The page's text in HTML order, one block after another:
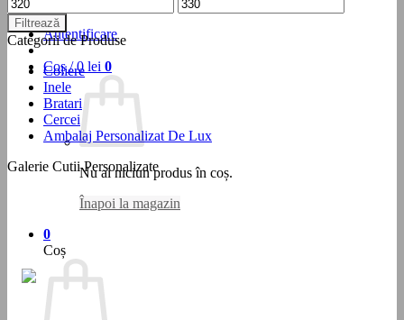
Autentificare
Coș /0lei 0
Nu ai niciun produs în coș.
Înapoi la magazin
0
Coș
minim
maxim
Filtrează
Categorii de Produse
Coliere
Inele
Bratari
Cercei
Ambalaj Personalizat De Lux
Galerie Cutii Personalizate